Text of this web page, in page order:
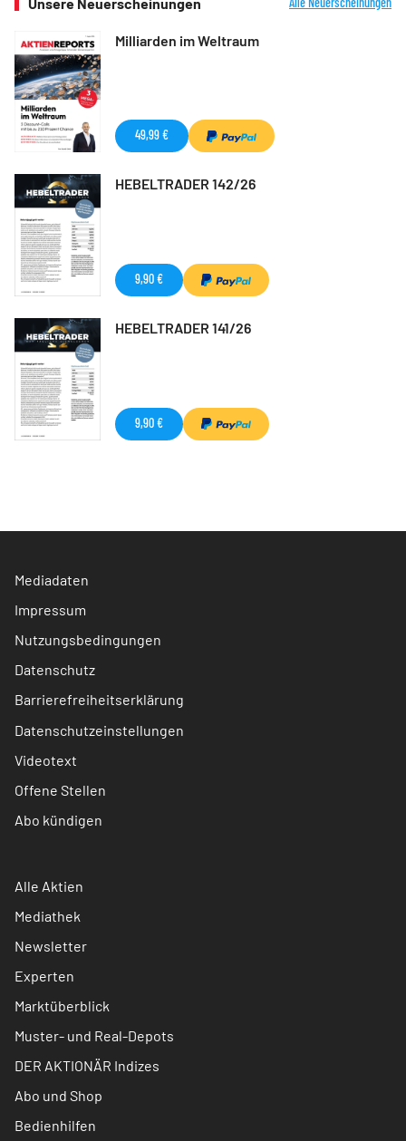
Milliarden im Weltraum
49,99 €
HEBELTRADER 142/26
9,90 €
HEBELTRADER 141/26
9,90 €
Mediadaten
Impressum
Nutzungsbedingungen
Datenschutz
Barrierefreiheitserklärung
Datenschutzeinstellungen
Videotext
Offene Stellen
Abo kündigen
Alle Aktien
Mediathek
Newsletter
Experten
Marktüberblick
Muster- und Real-Depots
DER AKTIONÄR Indizes
Abo und Shop
Bedienhilfen